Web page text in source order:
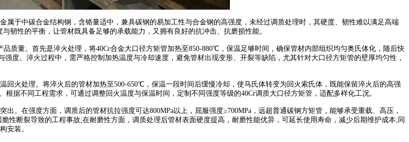
于中碳合金结构钢，含铬量适中，兼具碳钢的易加工性与合金钢的高强度，未经过调质处理时，其硬度、韧性难以满足高端
韧性的平衡，让管材既具备足够的承载能力，又拥有良好的抗冲击、抗磨损性能。
量。首先是淬火处理，将40Cr合金大口径方矩管加热至850-880℃，保温足够时间，确保管材内部组织均匀奥氏体化，随后快
度。淬火过程中，需严格控制加热温度与冷却速度，避免管材出现变形、开裂等缺陷，尤其针对大口径方矩管的壁厚均匀性，
火处理。将淬火后的管材加热至500-650℃，保温一段时间后缓慢冷却，使马氏体转变为回火索氏体，既能保留淬火后的高强
据不同工程需求，可通过调整回火温度与保温时间，定制不同强度等级的40Cr调质大口径方矩管，适配多样化工况。
在强度方面，调质后的管材抗拉强度可达800MPa以上，屈服强度≥700MPa，远超普通碳钢方矩管，能够承受重载、高压，
性断裂导致的工程事故;在耐磨性方面，调质处理后管材表面硬度提高，耐磨性能优异，可延长使用寿命，减少后期维护成本;同
安装。